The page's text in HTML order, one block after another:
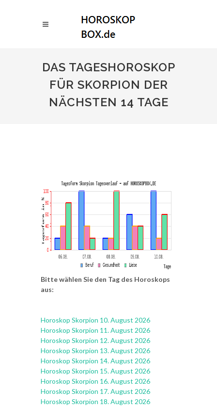
DAS TAGESHOROSKOP
FÜR SKORPION DER
NÄCHSTEN 14 TAGE
Bitte wählen Sie den Tag des Horoskops
aus:
Horoskop Skorpion 10. August 2026
Horoskop Skorpion 11. August 2026
Horoskop Skorpion 12. August 2026
Horoskop Skorpion 13. August 2026
Horoskop Skorpion 14. August 2026
Horoskop Skorpion 15. August 2026
Horoskop Skorpion 16. August 2026
Horoskop Skorpion 17. August 2026
Horoskop Skorpion 18. August 2026